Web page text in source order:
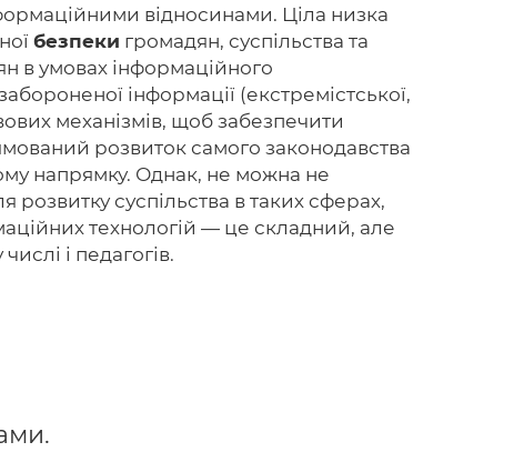
відносинами. Ціла низка
безпеки громадян, суспільства та
в умовах інформаційного
інформації (екстремістської,
механізмів, щоб забезпечити
розвиток самого законодавства
напрямку. Однак, не можна не
суспільства в таких сферах,
технологій — це складний, але
і педагогів.
Вхiд